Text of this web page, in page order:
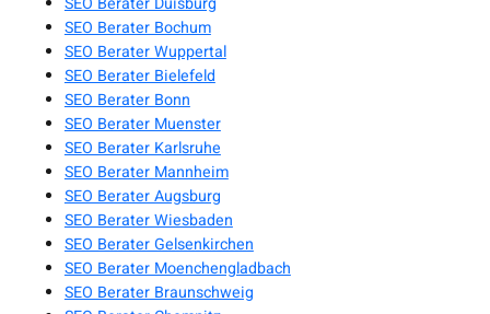
SEO Berater Bochum
SEO Berater Wuppertal
SEO Berater Bielefeld
SEO Berater Bonn
SEO Berater Muenster
SEO Berater Karlsruhe
SEO Berater Mannheim
SEO Berater Augsburg
SEO Berater Wiesbaden
SEO Berater Gelsenkirchen
SEO Berater Moenchengladbach
SEO Berater Braunschweig